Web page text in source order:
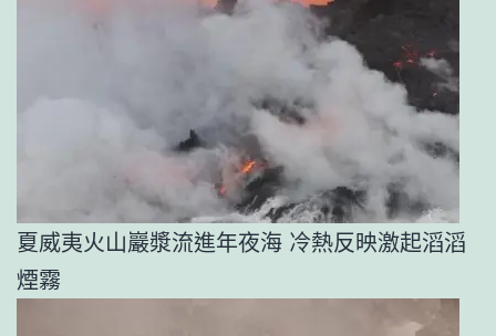
夏威夷火山巖漿流進年夜海 冷熱反映激起滔滔
煙霧